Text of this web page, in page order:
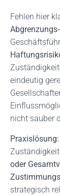
Fehlen hier
eindeutig
nicht sauber
Praxislösung:
oder
strategisch